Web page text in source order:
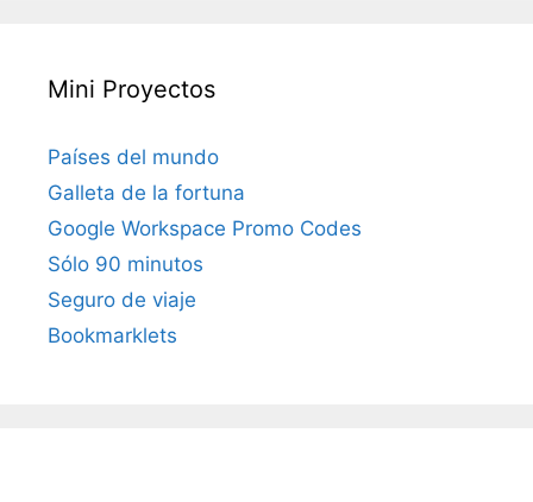
Mini Proyectos
Países del mundo
Galleta de la fortuna
Google Workspace Promo Codes
Sólo 90 minutos
Seguro de viaje
Bookmarklets